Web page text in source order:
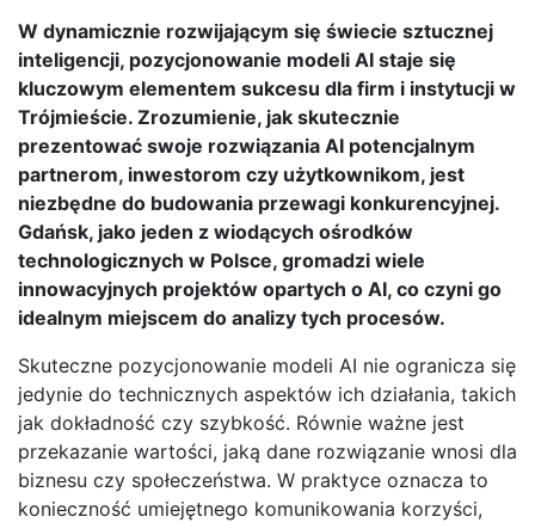
W dynamicznie rozwijającym się świecie sztucznej
inteligencji, pozycjonowanie modeli AI staje się
kluczowym elementem sukcesu dla firm i instytucji w
Trójmieście. Zrozumienie, jak skutecznie
prezentować swoje rozwiązania AI potencjalnym
partnerom, inwestorom czy użytkownikom, jest
niezbędne do budowania przewagi konkurencyjnej.
Gdańsk, jako jeden z wiodących ośrodków
technologicznych w Polsce, gromadzi wiele
innowacyjnych projektów opartych o AI, co czyni go
idealnym miejscem do analizy tych procesów.
Skuteczne pozycjonowanie modeli AI nie ogranicza się
jedynie do technicznych aspektów ich działania, takich
jak dokładność czy szybkość. Równie ważne jest
przekazanie wartości, jaką dane rozwiązanie wnosi dla
biznesu czy społeczeństwa. W praktyce oznacza to
konieczność umiejętnego komunikowania korzyści,